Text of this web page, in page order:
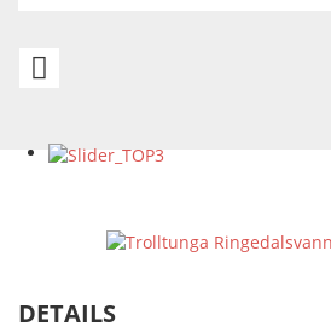
National
Deere
DETAILS